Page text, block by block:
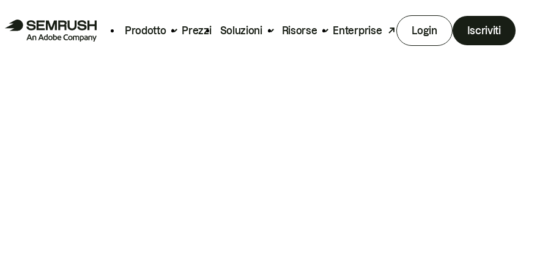
Prodotto Prezzi Soluzioni Risorse Enterprise Login Iscriviti